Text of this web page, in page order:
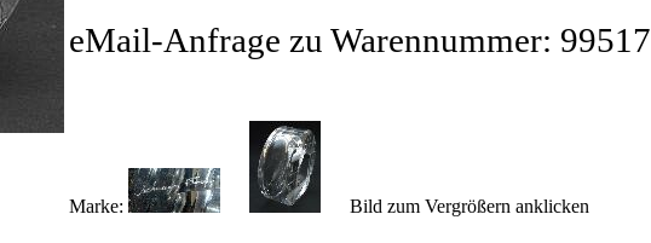
eMail-Anfrage zu Warennummer: 99517
Marke: Bild zum Vergrößern anklicken